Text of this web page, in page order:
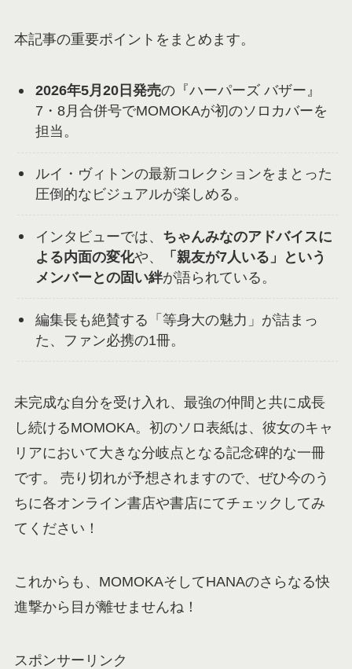
本記事の重要ポイントをまとめます。
2026年5月20日発売の『ハーパーズ バザー』
7・8月合併号でMOMOKAが初のソロカバーを
担当。
ルイ・ヴィトンの最新コレクションをまとった
圧倒的なビジュアルが楽しめる。
インタビューでは、 ちゃんみなのアドバイスに
よる内面の変化や、
「親友が7人いる」という
メンバーとの固い絆が語られている。
編集長も絶賛する「等身大の魅力」が詰まっ
た、ファン必携の1冊。
未完成な自分を受け入れ、最強の仲間と共に成長
し続けるMOMOKA。初のソロ表紙は、彼女のキャ
リアにおいて大きな分岐点となる記念碑的な一冊
です。 売り切れが予想されますので、ぜひ今のう
ちに各オンライン書店や書店にてチェックしてみ
てください！
これからも、MOMOKAそしてHANAのさらなる快
進撃から目が離せませんね！
スポンサーリンク